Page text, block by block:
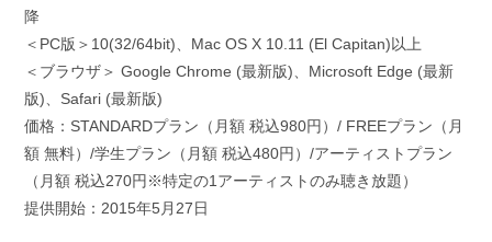
降
＜PC版＞10(32/64bit)、Mac OS X 10.11 (El Capitan)以上
＜ブラウザ＞ Google Chrome (最新版)、Microsoft Edge (最新
版)、Safari (最新版)
価格：STANDARDプラン（月額 税込980円）/ FREEプラン（月
額 無料）/学生プラン（月額 税込480円）/アーティストプラン
（月額 税込270円※特定の1アーティストのみ聴き放題）
提供開始：2015年5月27日